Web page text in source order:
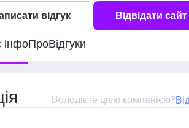
відгук Відвідати сайт
інфоПроВiдгуки
Володієте цією компанією?